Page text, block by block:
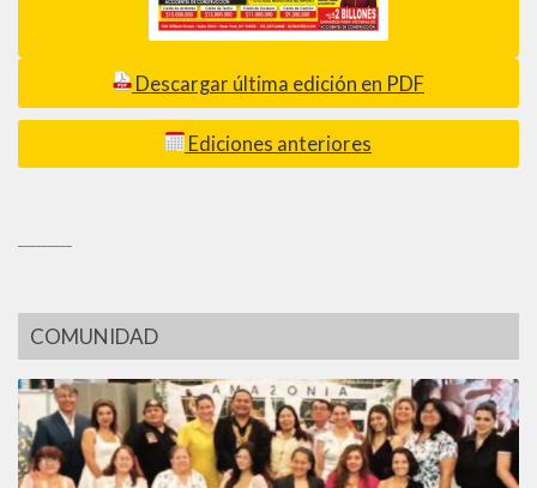
Descargar última edición en PDF
Ediciones anteriores
COMUNIDAD